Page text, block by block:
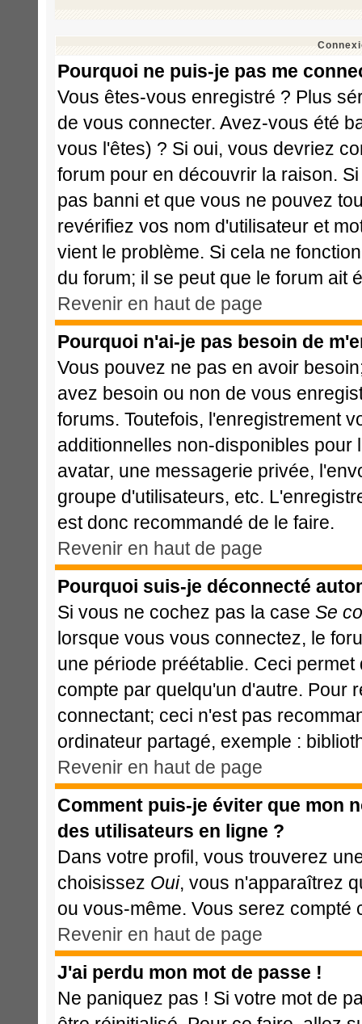
Pourquoi ne puis-je pas me
Vous êtes-vous enregistré ? Plus
de vous connecter. Avez-vous été
vous l'êtes) ? Si oui, vous devriez
forum pour en découvrir la raison.
pas banni et que vous ne pouvez
revérifiez vos nom d'utilisateur et
vient le problème. Si cela ne
du forum; il se peut que le forum ait
Revenir en haut de page
Pourquoi n'ai-je pas besoin de
Vous pouvez ne pas en avoir
avez besoin ou non de vous
forums. Toutefois, l'enregistrement
additionnelles non-disponibles pour
avatar, une messagerie privée,
groupe d'utilisateurs, etc.
est donc recommandé de le faire.
Revenir en haut de page
Pourquoi suis-je déconnecté
Si vous ne cochez pas la case Se
lorsque vous vous connectez, le
une période préétablie. Ceci
compte par quelqu'un d'autre. Pour
connectant; ceci n'est pas
ordinateur partagé, exemple :
Revenir en haut de page
Comment puis-je éviter que mon
des utilisateurs en ligne ?
Dans votre profil, vous trouverez
choisissez Oui, vous n'apparaîtrez
ou vous-même. Vous serez compté
Revenir en haut de page
J'ai perdu mon mot de passe !
Ne paniquez pas ! Si votre mot de